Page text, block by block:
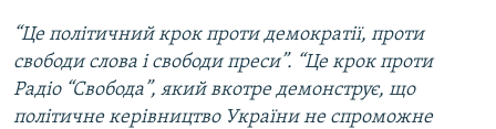
“Це політичний крок проти демократії, проти
свободи слова і свободи преси”. “Це крок проти
Радіо “Свобода”, який вкотре демонструє, що
політичне керівництво України не спроможне